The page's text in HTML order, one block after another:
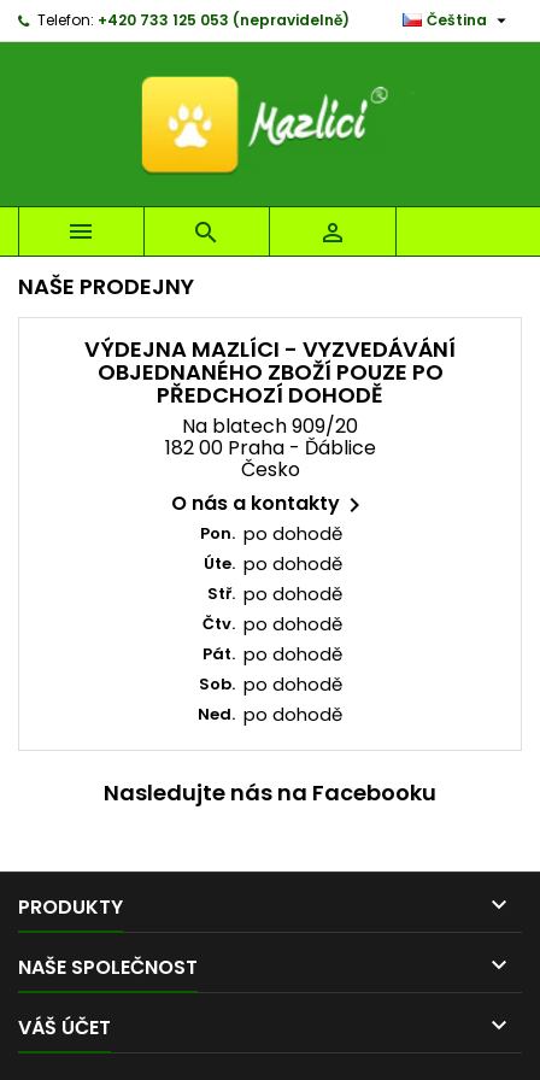
Telefon: +420 733 125 053 (nepravidelně) Čeština 
  
NAŠE PRODEJNY
VÝDEJNA MAZLÍCI - VYZVEDÁVÁNÍ
OBJEDNANÉHO ZBOŽÍ POUZE PO
PŘEDCHOZÍ DOHODĚ
Na blatech 909/20
182 00 Praha - Ďáblice
Česko
O nás a kontakty 
Pon. po dohodě
Úte. po dohodě
Stř. po dohodě
Čtv. po dohodě
Pát. po dohodě
Sob. po dohodě
Ned. po dohodě
Nasledujte nás na Facebooku
PRODUKTY 
NAŠE SPOLEČNOST 
VÁŠ ÚČET 
My wishlists ×
Create new list
((modalTitle)) ×
((confirmMessage))
Vytvořit seznam přání ×
Název seznamu přání
Zrušit Vytvořit seznam přání
Přihlásit se ×
Musíte být přihlášen, abyste si mohli výrobky uložit
do svého seznamu přání.
Zrušit Přihlásit se